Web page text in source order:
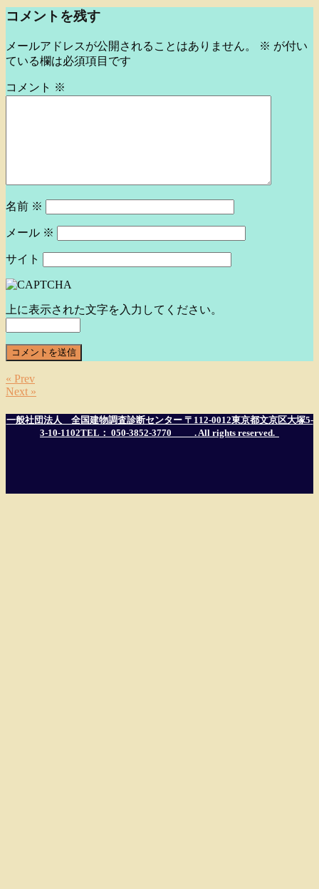
コメントを残す
メールアドレスが公開されることはありません。 ※ が付い
ている欄は必須項目です
コメント ※
名前 ※
メール ※
サイト
上に表示された文字を入力してください。
« Prev
Next »
一般社団法人 全国建物調査診断センター 〒112-0012東京都文京区大塚5-
3-10-1102TEL： 050-3852-3770
. All rights reserved.